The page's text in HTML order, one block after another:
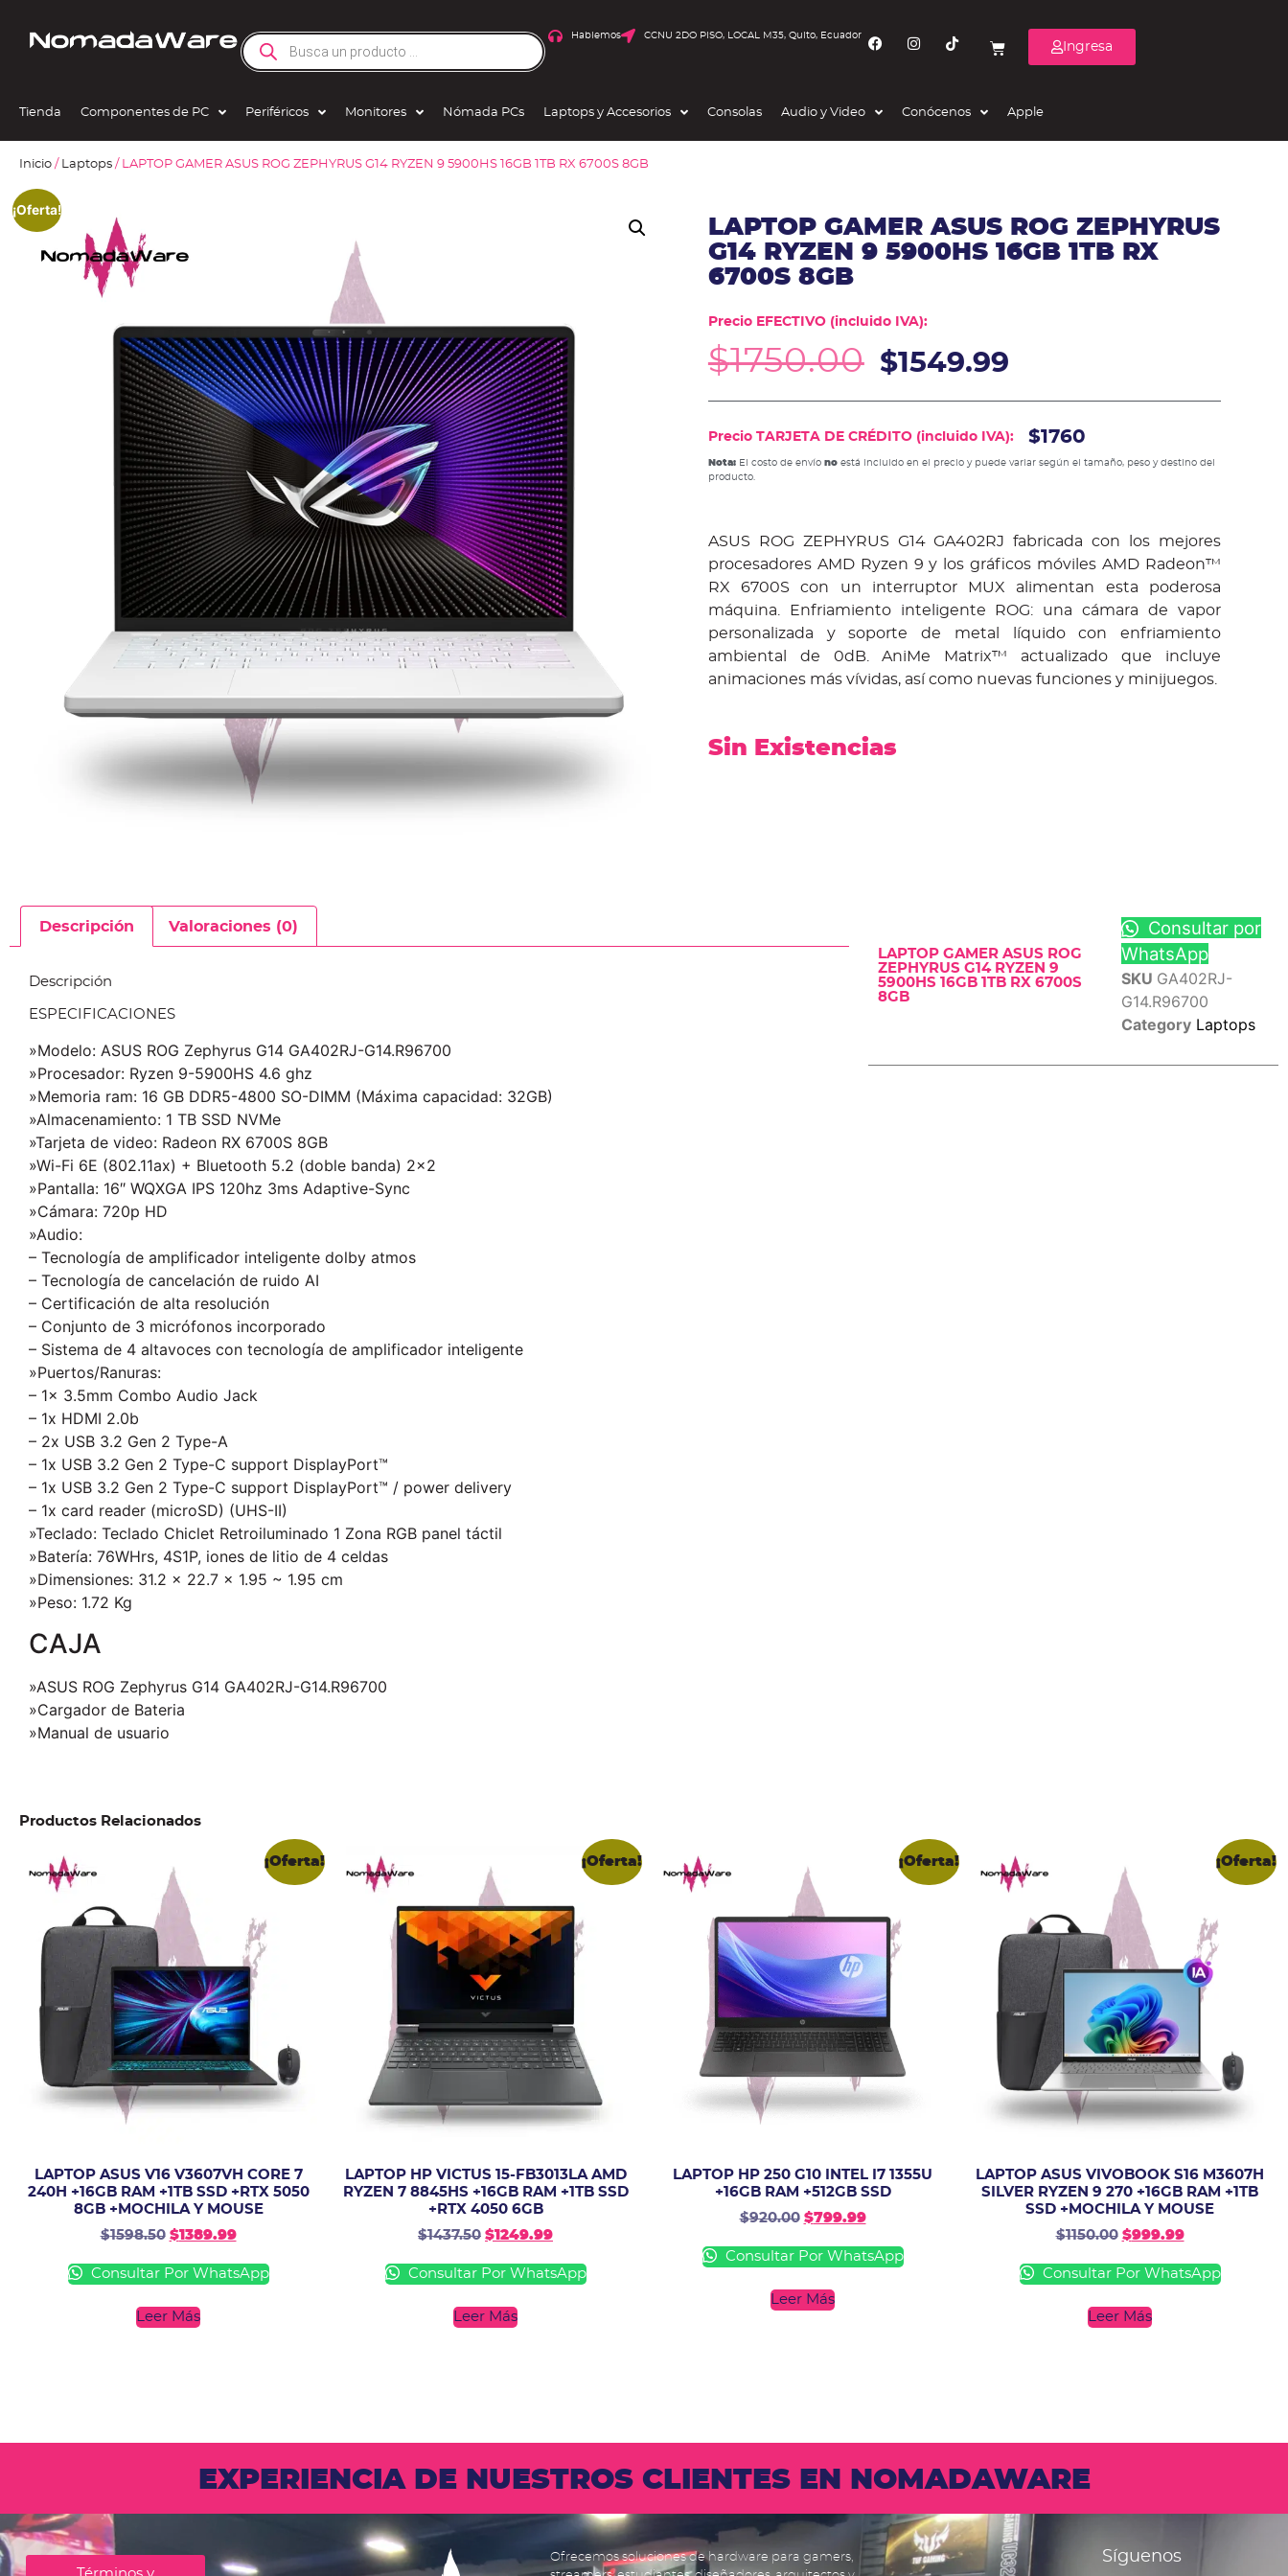
Hablemos CCNU 2DO PISO, LOCAL M35, Quito, Ecuador
Ingresa
Tienda Componentes de PC Periféricos Monitores Nómada PCs Laptops y Accesorios Consolas Audio y Video Conócenos Apple
Inicio / Laptops / LAPTOP GAMER ASUS ROG ZEPHYRUS G14 RYZEN 9 5900HS 16GB 1TB RX 6700S 8GB
¡Oferta!
LAPTOP GAMER ASUS ROG ZEPHYRUS
G14 RYZEN 9 5900HS 16GB 1TB RX
6700S 8GB
Precio EFECTIVO (incluido IVA):
$1750.00 $1549.99
Precio TARJETA DE CRÉDITO (incluido IVA): $1760
Nota:El costo de envío noestá incluido en el precio y puede variar según el tamaño, peso y destino del
producto.
ASUS ROG ZEPHYRUS G14 GA402RJ fabricada con los mejores
procesadores AMD Ryzen 9 y los gráficos móviles AMD Radeon™
RX 6700S con un interruptor MUX alimentan esta poderosa
máquina. Enfriamiento inteligente ROG: una cámara de vapor
personalizada y soporte de metal líquido con enfriamiento
ambiental de 0dB. AniMe Matrix™ actualizado que incluye
animaciones más vívidas, así como nuevas funciones y minijuegos.
Sin Existencias
Descripción Valoraciones (0)
Descripción
ESPECIFICACIONES
»Modelo: ASUS ROG Zephyrus G14 GA402RJ-G14.R96700
»Procesador: Ryzen 9-5900HS 4.6 ghz
»Memoria ram: 16 GB DDR5-4800 SO-DIMM (Máxima capacidad: 32GB)
»Almacenamiento: 1 TB SSD NVMe
»Tarjeta de video: Radeon RX 6700S 8GB
»Wi-Fi 6E (802.11ax) + Bluetooth 5.2 (doble banda) 2×2
»Pantalla: 16″ WQXGA IPS 120hz 3ms Adaptive-Sync
»Cámara: 720p HD
»Audio:
– Tecnología de amplificador inteligente dolby atmos
– Tecnología de cancelación de ruido AI
– Certificación de alta resolución
– Conjunto de 3 micrófonos incorporado
– Sistema de 4 altavoces con tecnología de amplificador inteligente
»Puertos/Ranuras:
– 1x 3.5mm Combo Audio Jack
– 1x HDMI 2.0b
– 2x USB 3.2 Gen 2 Type-A
– 1x USB 3.2 Gen 2 Type-C support DisplayPort™
– 1x USB 3.2 Gen 2 Type-C support DisplayPort™ / power delivery
– 1x card reader (microSD) (UHS-II)
»Teclado: Teclado Chiclet Retroiluminado 1 Zona RGB panel táctil
»Batería: 76WHrs, 4S1P, iones de litio de 4 celdas
»Dimensiones: 31.2 x 22.7 x 1.95 ~ 1.95 cm
»Peso: 1.72 Kg
CAJA
»ASUS ROG Zephyrus G14 GA402RJ-G14.R96700
»Cargador de Bateria
»Manual de usuario
LAPTOP GAMER ASUS ROG
ZEPHYRUS G14 RYZEN 9
5900HS 16GB 1TB RX 6700S
8GB
Consultar por
WhatsApp
SKU GA402RJ-
G14.R96700
Category Laptops
Productos Relacionados
¡Oferta!
LAPTOP ASUS V16 V3607VH CORE 7
240H +16GB RAM +1TB SSD +RTX 5050
8GB +MOCHILA Y MOUSE
$1598.50 $1389.99
Consultar Por WhatsApp
Leer Más
¡Oferta!
LAPTOP HP VICTUS 15-FB3013LA AMD
RYZEN 7 8845HS +16GB RAM +1TB SSD
+RTX 4050 6GB
$1437.50 $1249.99
Consultar Por WhatsApp
Leer Más
¡Oferta!
LAPTOP HP 250 G10 INTEL I7 1355U
+16GB RAM +512GB SSD
$920.00 $799.99
Consultar Por WhatsApp
Leer Más
¡Oferta!
LAPTOP ASUS VIVOBOOK S16 M3607H
SILVER RYZEN 9 270 +16GB RAM +1TB
SSD +MOCHILA Y MOUSE
$1150.00 $999.99
Consultar Por WhatsApp
Leer Más
EXPERIENCIA DE NUESTROS CLIENTES EN NOMADAWARE
Ofrecemos soluciones de hardware para gamers,
Síguenos